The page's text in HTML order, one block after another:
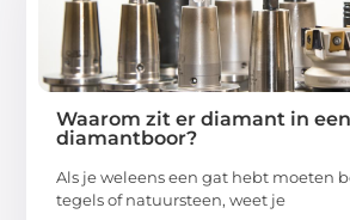
Waarom zit er diamant in een
diamantboor?
Als je weleens een gat hebt moeten
tegels of natuursteen, weet je